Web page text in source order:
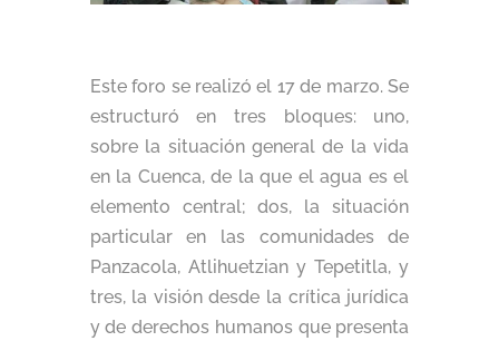
Este foro se realizó el 17 de marzo. Se
estructuró en tres bloques: uno,
sobre la situación general de la vida
en la Cuenca, de la que el agua es el
elemento central; dos, la situación
particular en las comunidades de
Panzacola, Atlihuetzian y Tepetitla, y
tres, la visión desde la crítica jurídica
y de derechos humanos que presenta